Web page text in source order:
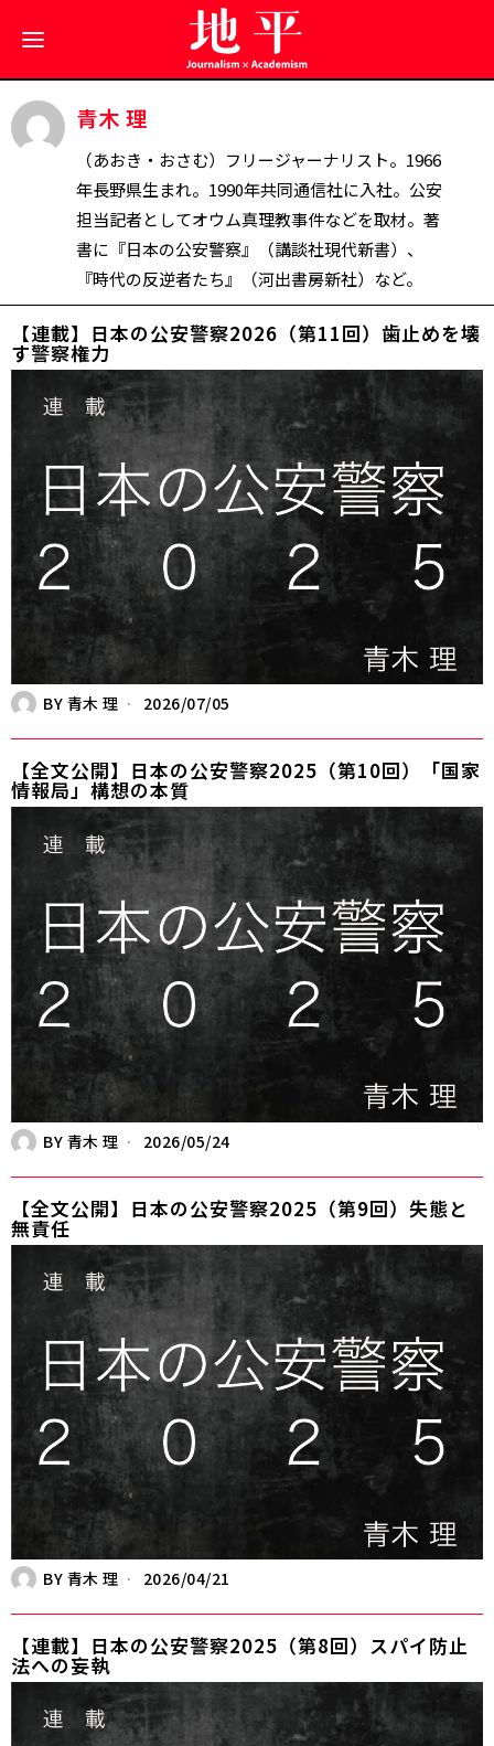
青木 理
（あおき・おさむ）フリージャーナリスト。1966
年長野県生まれ。1990年共同通信社に入社。公安
担当記者としてオウム真理教事件などを取材。著
書に『日本の公安警察』（講談社現代新書）、
『時代の反逆者たち』（河出書房新社）など。
【連載】日本の公安警察2026（第11回）歯止めを壊
す警察権力
BY 青木 理 2026/07/05
【全文公開】日本の公安警察2025（第10回）「国家
情報局」構想の本質
BY 青木 理 2026/05/24
【全文公開】日本の公安警察2025（第9回）失態と
無責任
BY 青木 理 2026/04/21
【連載】日本の公安警察2025（第8回）スパイ防止
法への妄執